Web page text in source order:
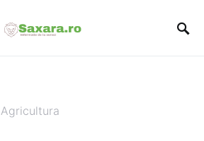
Agricultura